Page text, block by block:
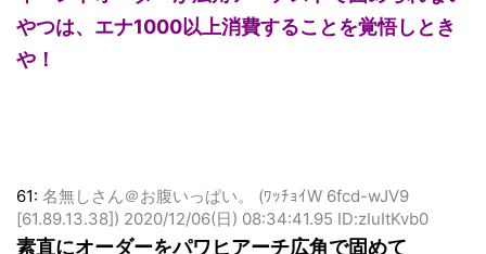
イベントオーダーが広角アーチストで固められない
やつは、エナ1000以上消費することを覚悟しとき
61:名無しさん＠お腹いっぱい。 (ﾜｯﾁｮｲW 6fcd-wJV9
[61.89.13.38]) 2020/12/06(日) 08:34:41.95 ID:zIuItKvb0